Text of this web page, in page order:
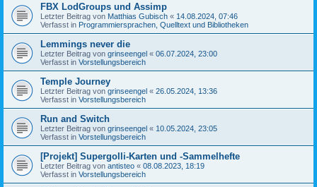
FBX LodGroups und Assimp
Letzter Beitrag von Matthias Gubisch « 14.08.2024, 07:46
Verfasst in Programmiersprachen, Quelltext und Bibliotheken
Lemmings never die
Letzter Beitrag von grinseengel « 06.07.2024, 23:00
Verfasst in Vorstellungsbereich
Temple Journey
Letzter Beitrag von grinseengel « 26.05.2024, 13:36
Verfasst in Vorstellungsbereich
Run and Switch
Letzter Beitrag von grinseengel « 10.05.2024, 23:05
Verfasst in Vorstellungsbereich
[Projekt] Supergolli-Karten und -Sammelhefte
Letzter Beitrag von antisteo « 08.08.2023, 18:19
Verfasst in Vorstellungsbereich